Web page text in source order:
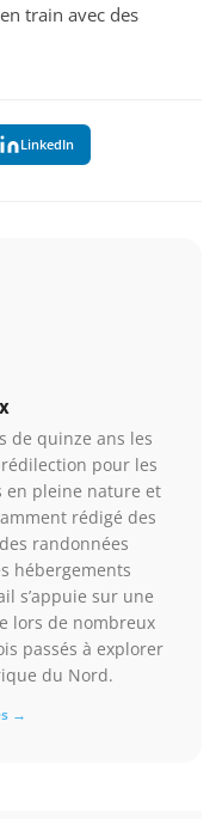
train avec des
LinkedIn
de quinze ans les
pour les
en pleine nature et
rédigé des
randonnées
hébergements
s’appuie sur une
lors de nombreux
passés à explorer
du Nord.
→